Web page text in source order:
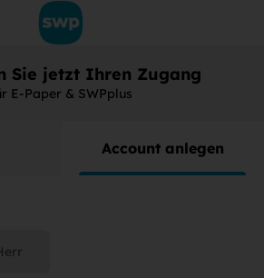
Sie jetzt Ihren Zugang
E-Paper & SWPplus
Account anlegen